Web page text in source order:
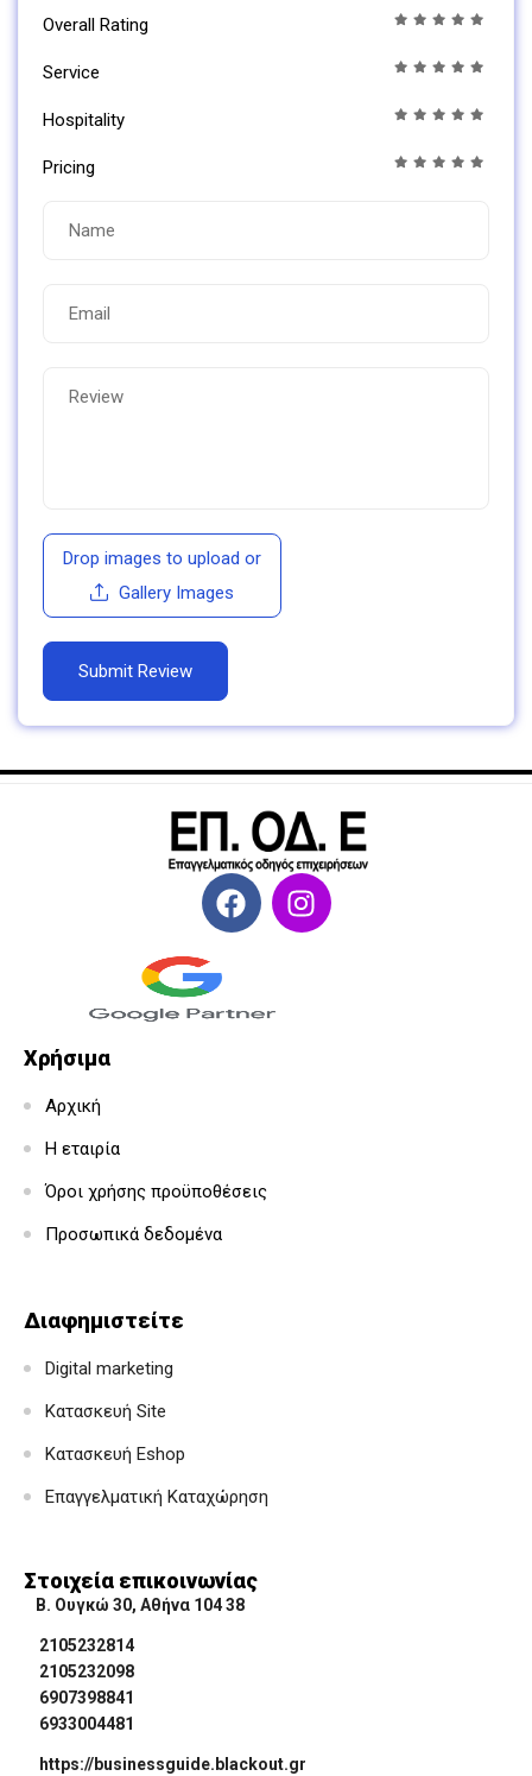
Overall Rating
Service
Hospitality
Pricing
Drop images to upload or
Gallery Images
Χρήσιμα
Αρχική
Η εταιρία
Όροι χρήσης προϋποθέσεις
Προσωπικά δεδομένα
Διαφημιστείτε
Digital marketing
Κατασκευή Site
Κατασκευή Eshop
Επαγγελματική Καταχώρηση
Στοιχεία επικοινωνίας
Β. Ουγκώ 30, Αθήνα 104 38
2105232814
2105232098
6907398841
6933004481
https://businessguide.blackout.gr